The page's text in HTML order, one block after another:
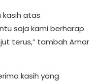
kasih atas
saja kami berharap
terus,” tambah Amar
kasih yang